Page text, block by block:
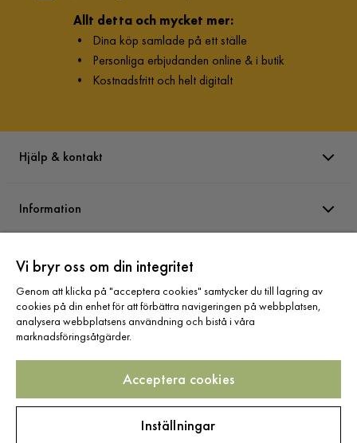
Allt detta och mycket mer:
• Dina köp samlade på ett ställe
• Personliga erbjudanden online & i butik
• Kostnadsfritt och helt digitalt
Hjälp & kontakt
Information
Varumärken
Sortiment
Följ oss
Vi bryr oss om din integritet
Genom att klicka på "acceptera cookies" samtycker du till lagring av
cookies på din enhet för att förbättra navigeringen på webbplatsen,
analysera webbplatsens användning och bistå i våra
marknadsföringsåtgärder.
Acceptera cookies
Inställningar